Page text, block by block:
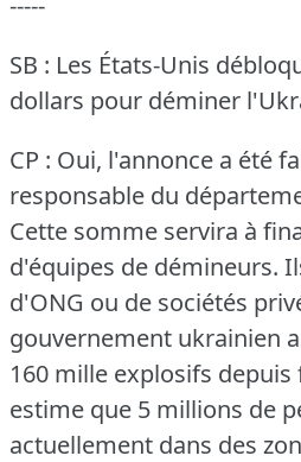
SB : Les États-Unis
dollars pour déminer
CP : Oui, l'annonce a été
responsable du
Cette somme servira à
d'équipes de démineurs.
d'ONG ou de sociétés
gouvernement ukrainien
160 mille explosifs
estime que 5 millions de
actuellement dans des